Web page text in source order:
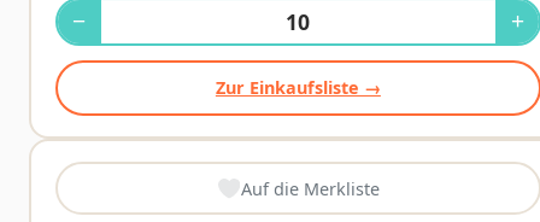
− +
Zur Einkaufsliste →
Auf die Merkliste